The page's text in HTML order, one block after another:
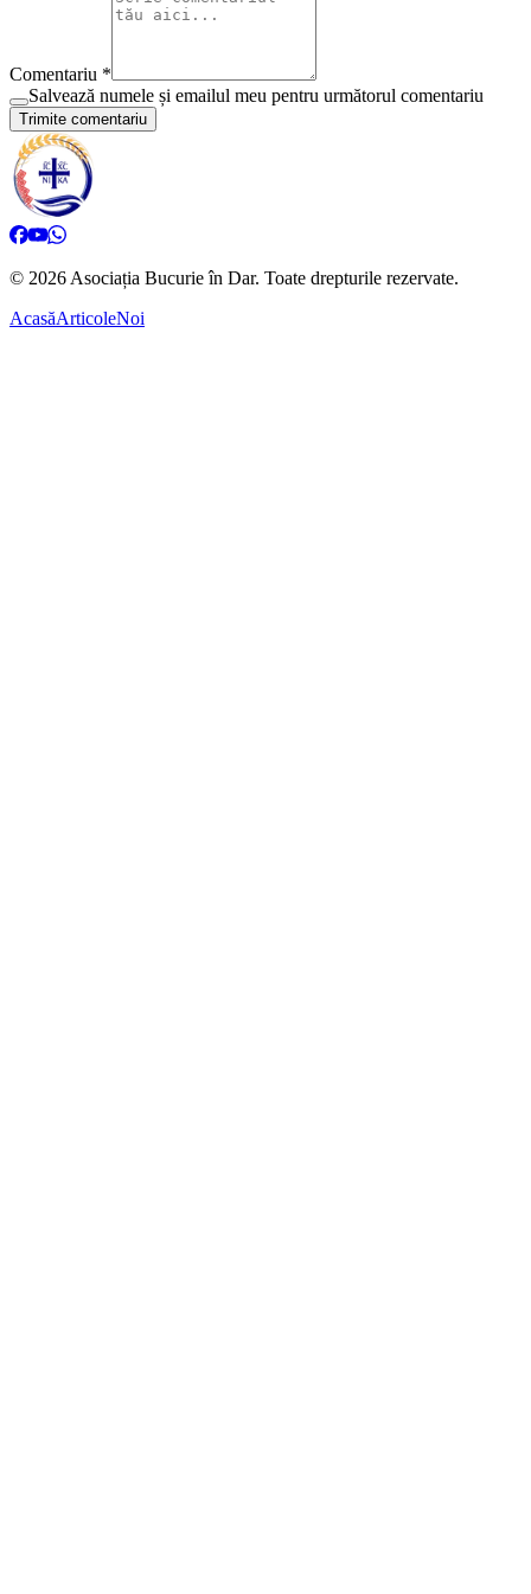
Comentariu *
Salvează numele și emailul meu pentru următorul comentariu
Trimite comentariu
© 2026 Asociația Bucurie în Dar. Toate drepturile rezervate.
AcasăArticoleNoi